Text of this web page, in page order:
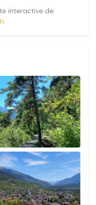
interactive de